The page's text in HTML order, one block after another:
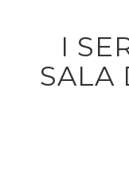
I
SALA